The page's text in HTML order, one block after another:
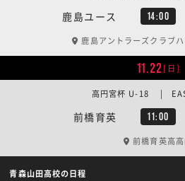
鹿島ユース 14:00
鹿島アントラーズクラブ
11.22[日]
前橋育英 11:00
高円宮杯 U-18 |
前橋育英高
青森山田高校の日程